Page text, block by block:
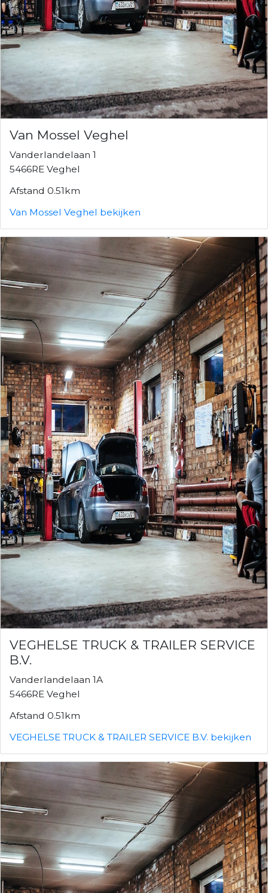
Van Mossel Veghel
Vanderlandelaan 1
5466RE Veghel
Afstand 0.51km
Van Mossel Veghel bekijken
VEGHELSE TRUCK & TRAILER SERVICE
B.V.
Vanderlandelaan 1A
5466RE Veghel
Afstand 0.51km
VEGHELSE TRUCK & TRAILER SERVICE B.V. bekijken